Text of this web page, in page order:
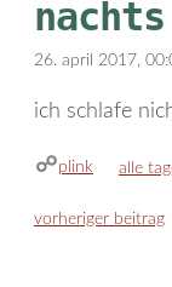
nachts
26. april 2017,
ich schlafe
plink alle
vorheriger beitrag